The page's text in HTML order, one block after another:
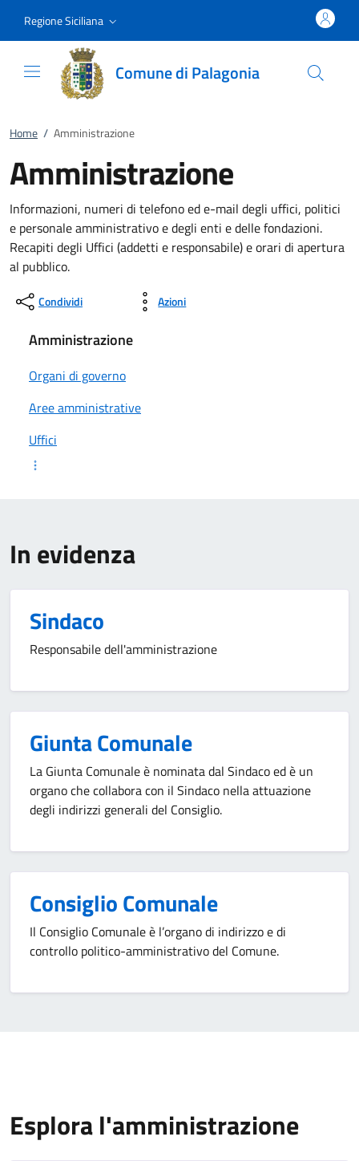
Regione Siciliana
Comune di Palagonia
Home / Amministrazione
Amministrazione
Informazioni, numeri di telefono ed e-mail degli uffici, politici
e personale amministrativo e degli enti e delle fondazioni.
Recapiti degli Uffici (addetti e responsabile) e orari di apertura
al pubblico.
Condividi Azioni
Amministrazione
Organi di governo
Aree amministrative
Uffici
In evidenza
Sindaco
Responsabile dell'amministrazione
Giunta Comunale
La Giunta Comunale è nominata dal Sindaco ed è un
organo che collabora con il Sindaco nella attuazione
degli indirizzi generali del Consiglio.
Consiglio Comunale
Il Consiglio Comunale è l’organo di indirizzo e di
controllo politico-amministrativo del Comune.
Esplora l'amministrazione